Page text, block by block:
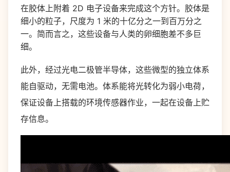
在胶体上附着 2D 电子设备来完成这个方针。胶体是
细小的粒子，尺度为 1 米的十亿分之一到百万分之
一。简而言之，这些设备与人类的卵细胞差不多巨
细。
此外，经过光电二极管半导体，这些微型的独立体系
能自驱动，无需电池。体系能将光转化为弱小电荷，
保证设备上搭载的环境传感器作业，一起在设备上贮
存信息。